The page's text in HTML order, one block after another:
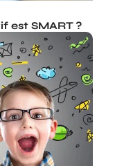
est SMART ?